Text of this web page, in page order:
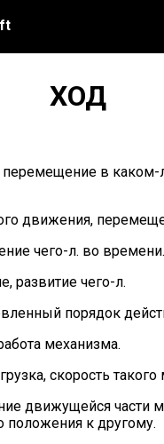
ХОД
в каком-
движения,
чего-л. во времени.
развитие чего-л.
порядок
механизма.
скорость такого
движущейся части
положения к другому.